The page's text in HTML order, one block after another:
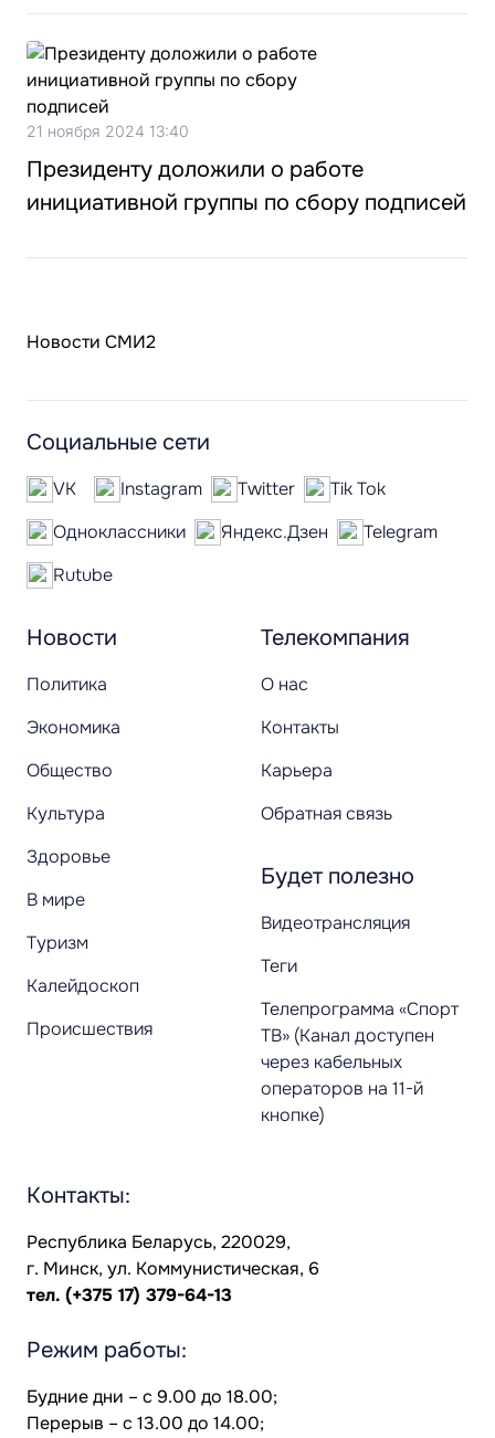
21 ноября 2024 13:40
Президенту доложили о работе
инициативной группы по сбору подписей
Новости СМИ2
Новости
Политика
Экономика
Общество
Культура
Здоровье
В мире
Туризм
Калейдоскоп
Происшествия
Телекомпания
О нас
Контакты
Карьера
Обратная связь
Будет полезно
Видеотрансляция
Теги
Телепрограмма «Спорт
ТВ» (Канал доступен
через кабельных
операторов на 11-й
кнопке)
Социальные сети
VK Instagram Twitter
Tik Tok
Одноклассники
Яндекс.Дзен
Telegram
Rutube
Контакты:
Республика Беларусь, 220029,
г. Минск, ул. Коммунистическая, 6
тел. (+375 17) 379-64-13
Режим работы:
Будние дни – с 9.00 до 18.00;
Перерыв – с 13.00 до 14.00;